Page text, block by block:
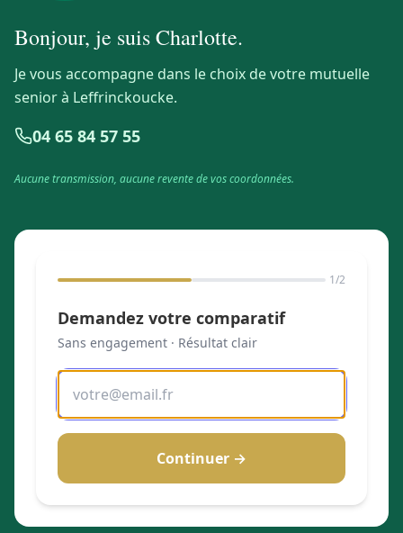
Bonjour, je suisCharlotte.
Je vous accompagne dans le choix de votre mutuelle
senior à Leffrinckoucke.
04 65 84 57 55
Aucune transmission, aucune revente de vos coordonnées.
1/2
Demandez votre comparatif
Sans engagement · Résultat clair
Continuer →